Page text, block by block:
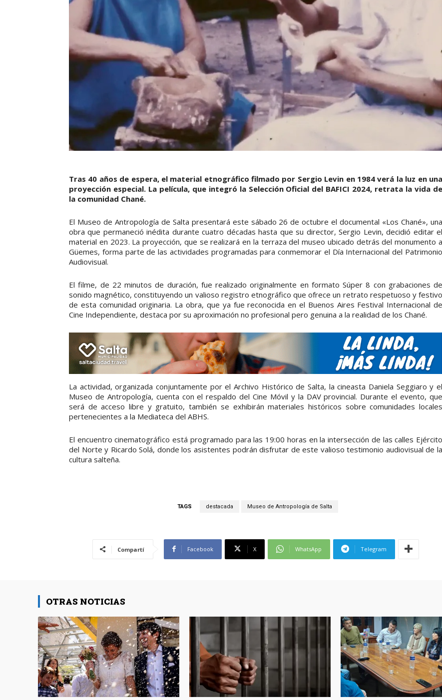
Tras 40 años de espera, el material etnográfico filmado por Sergio Levin en 1984 verá la luz en una
proyección especial. La película, que integró la Selección Oficial del BAFICI 2024, retrata la vida de
la comunidad Chané.
El Museo de Antropología de Salta presentará este sábado 26 de octubre el documental «Los Chané», una
obra que permaneció inédita durante cuatro décadas hasta que su director, Sergio Levin, decidió editar el
material en 2023. La proyección, que se realizará en la terraza del museo ubicado detrás del monumento a
Güemes, forma parte de las actividades programadas para conmemorar el Día Internacional del Patrimonio
Audiovisual.
El filme, de 22 minutos de duración, fue realizado originalmente en formato Súper 8 con grabaciones de
sonido magnético, constituyendo un valioso registro etnográfico que ofrece un retrato respetuoso y festivo
de esta comunidad originaria. La obra, que ya fue reconocida en el Buenos Aires Festival Internacional de
Cine Independiente, destaca por su aproximación no profesional pero genuina a la realidad de los Chané.
La actividad, organizada conjuntamente por el Archivo Histórico de Salta, la cineasta Daniela Seggiaro y el
Museo de Antropología, cuenta con el respaldo del Cine Móvil y la DAV provincial. Durante el evento, que
será de acceso libre y gratuito, también se exhibirán materiales históricos sobre comunidades locales
pertenecientes a la Mediateca del ABHS.
El encuentro cinematográfico está programado para las 19:00 horas en la intersección de las calles Ejército
del Norte y Ricardo Solá, donde los asistentes podrán disfrutar de este valioso testimonio audiovisual de la
cultura salteña.
TAGS destacada Museo de Antropología de Salta
Compartí Facebook X WhatsApp Telegram
OTRAS NOTICIAS